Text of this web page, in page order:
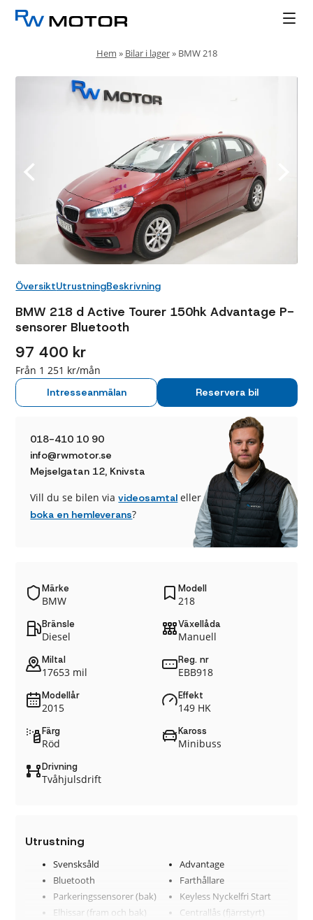
Hem » Bilar i lager» BMW 218
ÖversiktUtrustningBeskrivning
BMW 218 d Active Tourer 150hk Advantage P-
sensorer Bluetooth
97 400 kr
Från 1 251 kr/mån
Intresseanmälan Reservera bil
018-410 10 90
info@rwmotor.se
Mejselgatan 12, Knivsta
Vill du se bilen viavideosamtal eller
boka en hemleverans?
Märke
BMW
Modell
218
Bränsle
Diesel
Växellåda
Manuell
Miltal
17653 mil
Reg. nr
EBB918
Modellår
2015
Effekt
149 HK
Färg
Röd
Kaross
Minibuss
Drivning
Tvåhjulsdrift
Utrustning
Svensksåld
Advantage
Bluetooth
Farthållare
Parkeringssensorer (bak)
Keyless Nyckelfri Start
Elhissar (fram och bak)
Centrallås (fjärrstyrt)